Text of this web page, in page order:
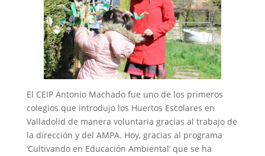
El CEIP Antonio Machado fue uno de los primeros
colegios que introdujo los Huertos Escolares en
Valladolid de manera voluntaria gracias al trabajo de
la dirección y del AMPA. Hoy, gracias al programa
‘Cultivando en Educación Ambiental’ que se ha